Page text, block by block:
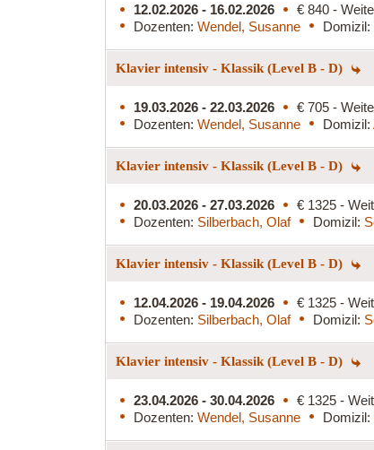
12.02.2026 - 16.02.2026
€ 840 -
Dozenten: Wendel, Susanne Domizil:
Klavier intensiv - Klassik (Level B - D)
19.03.2026 - 22.03.2026
€ 705 -
Dozenten: Wendel, Susanne Domizil:
Klavier intensiv - Klassik (Level B - D)
20.03.2026 - 27.03.2026
€ 1325 -
Dozenten: Silberbach, Olaf Domizil:
Klavier intensiv - Klassik (Level B - D)
12.04.2026 - 19.04.2026
€ 1325 -
Dozenten: Silberbach, Olaf Domizil:
Klavier intensiv - Klassik (Level B - D)
23.04.2026 - 30.04.2026
€ 1325 -
Dozenten: Wendel, Susanne Domizil: